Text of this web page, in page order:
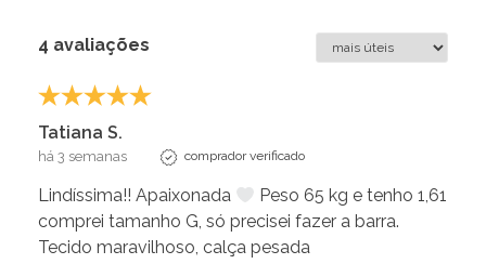
4 avaliações
Tatiana S.
há 3 semanas comprador verificado
Lindíssima!! Apaixonada
Peso 65 kg e tenho 1,61
comprei tamanho G, só precisei fazer a barra.
Tecido maravilhoso, calça pesada